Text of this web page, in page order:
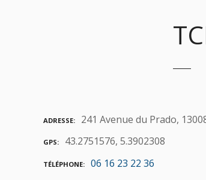
ADRESSE 241 Avenue du Prado,
GPS 43.2751576, 5.3902308
TÉLÉPHONE 06 16 23 22 36